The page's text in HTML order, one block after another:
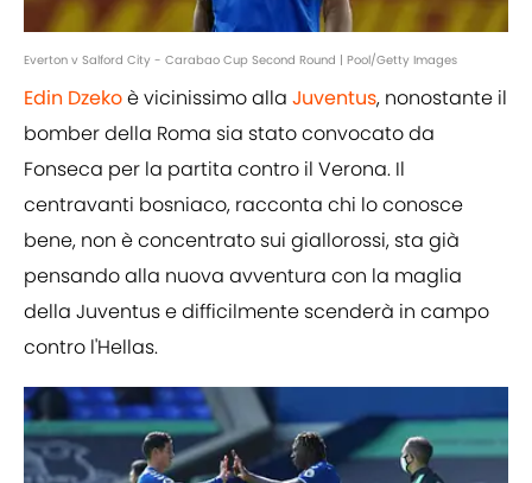
Everton v Salford City - Carabao Cup Second Round | Pool/Getty Images
Edin Dzekoè vicinissimo alla Juventus, nonostante il
bomber della Roma sia stato convocato da
Fonseca per la partita contro il Verona. Il
centravanti bosniaco, racconta chi lo conosce
bene, non è concentrato sui giallorossi, sta già
pensando alla nuova avventura con la maglia
della Juventus e difficilmente scenderà in campo
contro l'Hellas.